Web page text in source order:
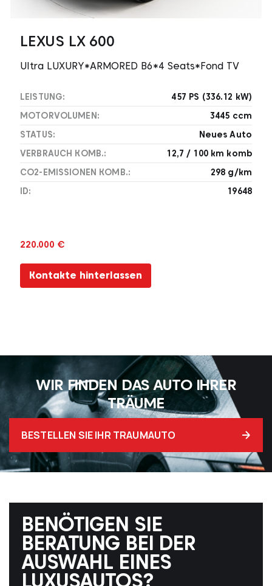
LEXUS LX 600
Ultra LUXURY*ARMORED B6*4 Seats*Fond TV
LEISTUNG:
457 PS (336.12 kW)
MOTORVOLUMEN:
3445 ccm
STATUS:
Neues Auto
VERBRAUCH KOMB.:
12,7 / 100 km komb
CO2-EMISSIONEN KOMB.:
298 g/km
ID:
19648
220.000 €
Kontakte hinterlassen
WIR FINDEN DAS AUTO IHRER
TRÄUME
BESTELLEN SIE IHR TRAUMAUTO
BENÖTIGEN SIE
BERATUNG BEI DER
AUSWAHL EINES
LUXUSAUTOS?